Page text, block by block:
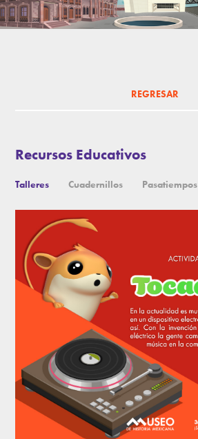
REGRESAR
Recursos Educativos
Talleres Cuadernillos Pasatiempos